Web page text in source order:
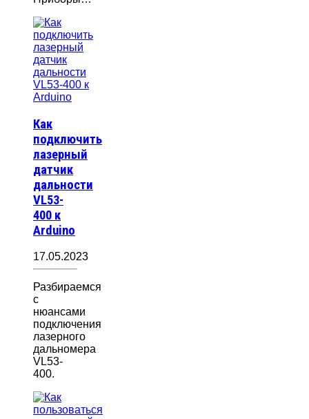
Как
подключить
лазерный
датчик
дальности
VL53-
400 к
Arduino
17.05.2023
Разбираемся
с
нюансами
подключения
лазерного
дальномера
VL53-
400.